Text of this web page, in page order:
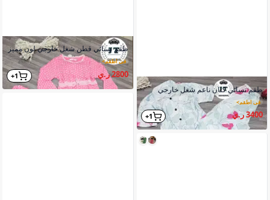
طقم نسائي كتان ناعم شغل خارجي
في اطقم>
3400 ر.ي 1+
طقم نسائي قطن شغل خارجي لون مميز
في اطقم>
2800 ر.ي 1+